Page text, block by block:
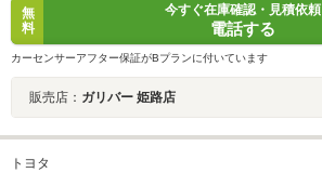
無
料
今すぐ在庫確認・見積依頼
電話する
カーセンサーアフター保証がBプランに付いています
販売店： ガリバー 姫路店
トヨタ